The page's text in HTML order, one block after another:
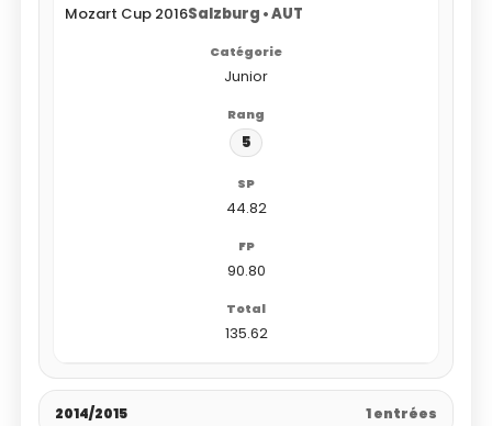
Mozart Cup 2016Salzburg • AUT
Junior
5
44.82
90.80
135.62
2014/2015 1 entrées